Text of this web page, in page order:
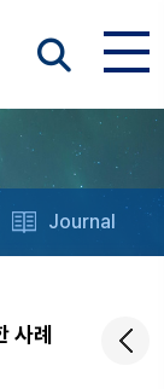
Journal
사례